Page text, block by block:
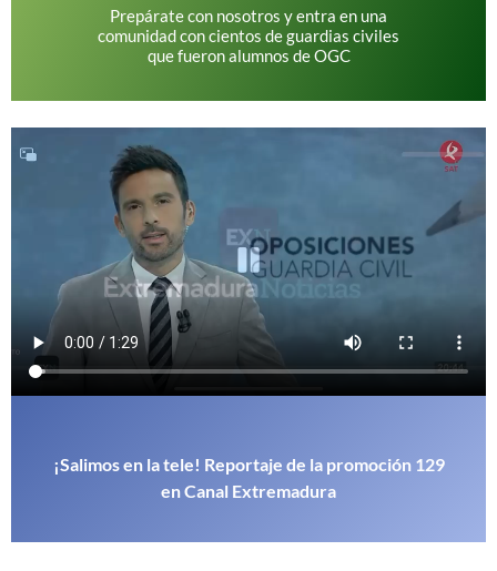
Prepárate con nosotros y entra en una
comunidad con cientos de guardias civiles
que fueron alumnos de OGC
¡Salimos en la tele! Reportaje de la promoción 129
en Canal Extremadura